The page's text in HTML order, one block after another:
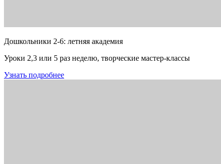
Дошкольники 2-6: летняя академия
Уроки 2,3 или 5 раз неделю, творческие мастер-классы
Узнать подробнее